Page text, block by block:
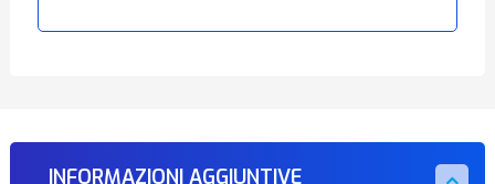
INFORMAZIONI AGGIUNTIVE